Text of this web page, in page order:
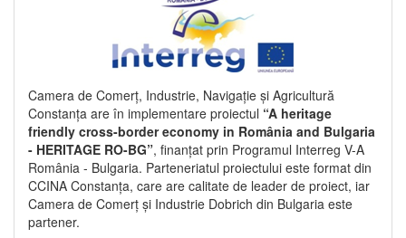
Camera de Comerț, Industrie, Navigație și Agricultură
Constanța are în implementare proiectul “A heritage
friendly cross-border economy in România and Bulgaria
- HERITAGE RO-BG”, finanțat prin Programul Interreg V-A
România - Bulgaria. Parteneriatul proiectului este format din
CCINA Constanța, care are calitate de leader de proiect, iar
Camera de Comerț și Industrie Dobrich din Bulgaria este
partener.